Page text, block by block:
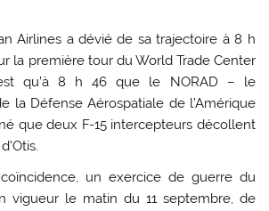
Airlines a dévié de sa trajectoire à 8 h
la première tour du World Trade Center
qu’à 8 h 46 que le NORAD – le
la Défense Aérospatiale de l’Amérique
que deux F-15 intercepteurs décollent
un exercice de guerre du
vigueur le matin du 11 septembre, de